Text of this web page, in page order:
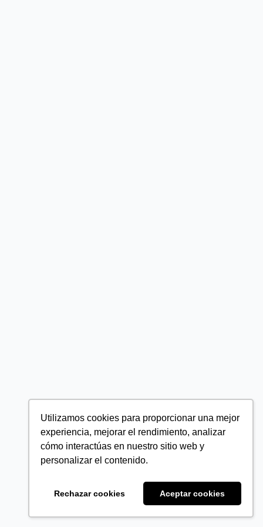
Utilizamos cookies para proporcionar una mejor
experiencia, mejorar el rendimiento, analizar
cómo interactúas en nuestro sitio web y
personalizar el contenido.
Rechazar cookies Aceptar cookies